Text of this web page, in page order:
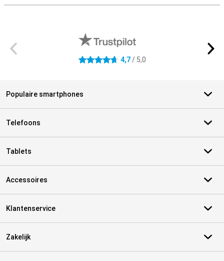
4.7 sterren 4,7/ 5,0
Populaire smartphones
Telefoons
Tablets
Accessoires
Klantenservice
Zakelijk